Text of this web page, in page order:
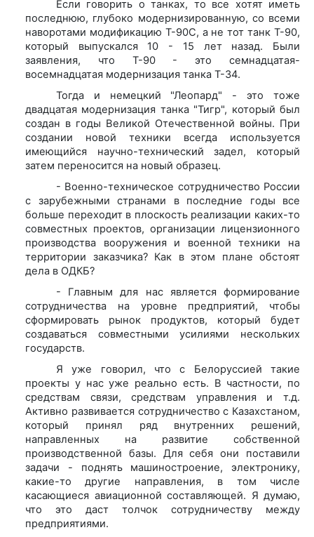
Если говорить о танках, то все хотят иметь
последнюю, глубоко модернизированную, со всеми
наворотами модификацию Т-90С, а не тот танк Т-90,
который выпускался 10 - 15 лет назад. Были
заявления, что Т-90 - это семнадцатая-
восемнадцатая модернизация танка Т-34.
Тогда и немецкий "Леопард" - это тоже
двадцатая модернизация танка "Тигр", который был
создан в годы Великой Отечественной войны. При
создании новой техники всегда используется
имеющийся научно-технический задел, который
затем переносится на новый образец.
- Военно-техническое сотрудничество России
с зарубежными странами в последние годы все
больше переходит в плоскость реализации каких-то
совместных проектов, организации лицензионного
производства вооружения и военной техники на
территории заказчика? Как в этом плане обстоят
дела в ОДКБ?
- Главным для нас является формирование
сотрудничества на уровне предприятий, чтобы
сформировать рынок продуктов, который будет
создаваться совместными усилиями нескольких
государств.
Я уже говорил, что с Белоруссией такие
проекты у нас уже реально есть. В частности, по
средствам связи, средствам управления и т.д.
Активно развивается сотрудничество с Казахстаном,
который принял ряд внутренних решений,
направленных на развитие собственной
производственной базы. Для себя они поставили
задачи - поднять машиностроение, электронику,
какие-то другие направления, в том числе
касающиеся авиационной составляющей. Я думаю,
что это даст толчок сотрудничеству между
предприятиями.